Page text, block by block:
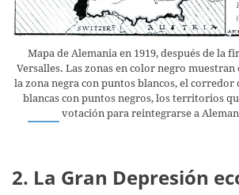
Mapa de Alemania en 1919, después de la
Versalles. Las zonas en color negro
la zona negra con puntos blancos, el corredor
blancas con puntos negros, los territorios
votación para reintegrarse a
2. La Gran Depresión